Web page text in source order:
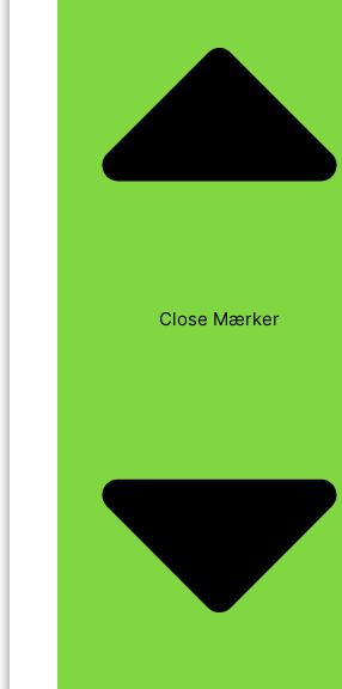
Close Mærker